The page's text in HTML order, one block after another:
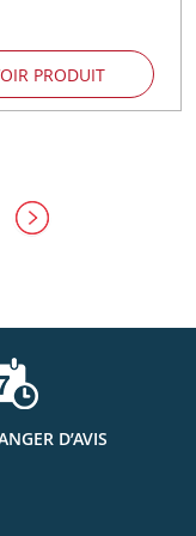
PRODUIT
D’AVIS